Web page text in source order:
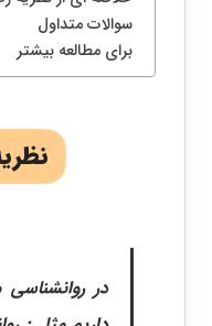
سوالات متداول
برای مطالعه بیشتر
در روانشناسی